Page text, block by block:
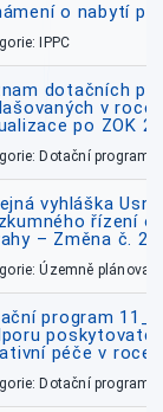
o nabytí
IPPC
dotačních
v roce
po ZOK
Dotační
vyhláška
řízení
– Změna č. 2
Územně
program
péče v roce
Dotační